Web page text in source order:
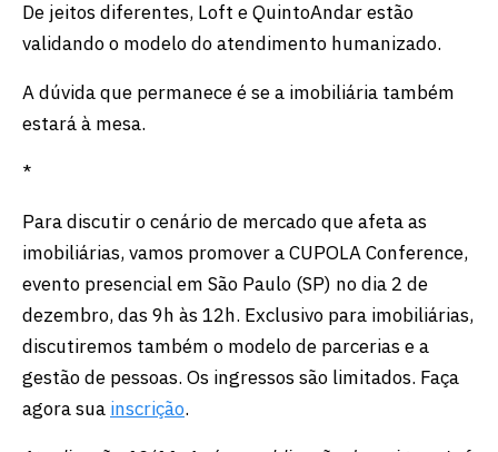
De jeitos diferentes, Loft e QuintoAndar estão
validando o modelo do atendimento humanizado.
A dúvida que permanece é se a imobiliária também
estará à mesa.
*
Para discutir o cenário de mercado que afeta as
imobiliárias, vamos promover a CUPOLA Conference,
evento presencial em São Paulo (SP) no dia 2 de
dezembro, das 9h às 12h. Exclusivo para imobiliárias,
discutiremos também o modelo de parcerias e a
gestão de pessoas. Os ingressos são limitados. Faça
agora sua inscrição.